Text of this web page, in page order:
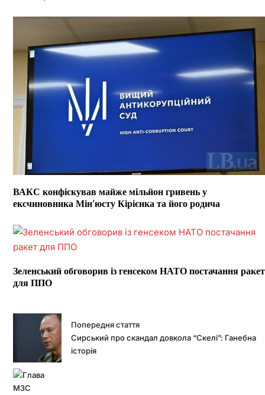
ВАКС конфіскував майже мільйон гривень у
ексчиновника Мін’юсту Кірієнка та його родича
Зеленський обговорив із генсеком НАТО постачання ракет
для ППО
Попередня стаття
Сирський про скандал довкола “Скелі”: Ганебна
історія